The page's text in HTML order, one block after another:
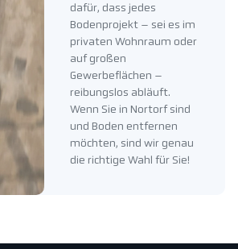
dafür, dass jedes
Bodenprojekt – sei es im
privaten Wohnraum oder
auf großen
Gewerbeflächen –
reibungslos abläuft.
Wenn Sie in Nortorf sind
und Boden entfernen
möchten, sind wir genau
die richtige Wahl für Sie!